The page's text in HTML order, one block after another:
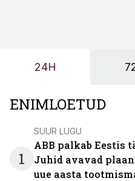
OÜ tegevjuht Sander
24H
ENIMLOETUD
1
SUUR LUGU
ABB palkab Eestis
Juhid avavad
uue aasta